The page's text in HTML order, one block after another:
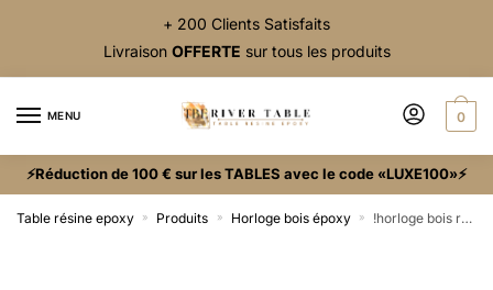
+ 200 Clients Satisfaits
Livraison OFFERTE sur tous les produits
MENU 0
⚡Réduction de 100 € sur les TABLES avec le code «LUXE100»⚡
Table résine epoxy » Produits » Horloge bois époxy » !horloge bois resine epoxy